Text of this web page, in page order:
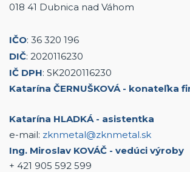
018 41 Dubnica nad Váhom
IČO: 36 320 196
DIČ: 2020116230
IČ DPH: SK2020116230
Katarína ČERNUŠKOVÁ - konateľka
Katarína HLADKÁ - asistentka
e-mail: zknmetal@zknmetal.sk
Ing. Miroslav KOVÁČ - vedúci výroby
+ 421 905 592 599